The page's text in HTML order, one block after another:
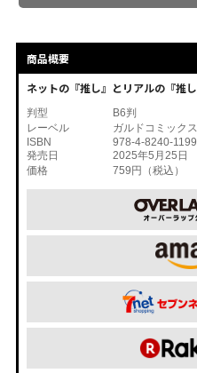
商品概要
ネットの『推し』とリアルの『推
判型
B6判
レーベル
ガルドコミックス
ISBN
978-4-8240-
発売日
2025年5月25日
価格
759円（税込）